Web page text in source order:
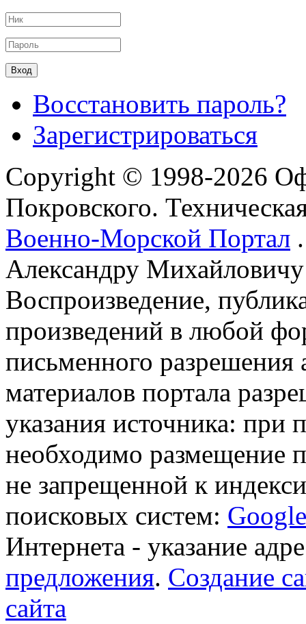
Восстановить пароль?
Зарегистрироваться
Copyright © 1998-2026
Покровского.
Военно-Морской Портал
Александру
Воспроизведение,
произведений в любой
письменного разрешения
материалов портала
указания источника: при
необходимо размещение
не запрещенной к
поисковых систем: Google
Интернета - указание
предложения. Создание
сайта